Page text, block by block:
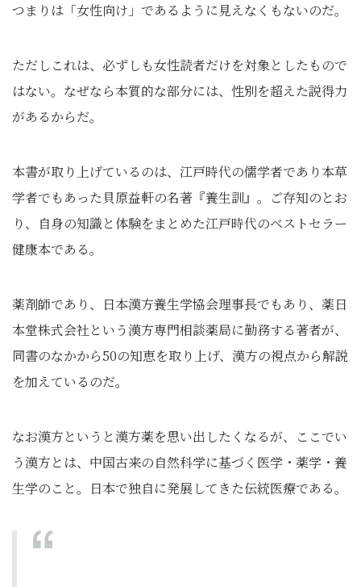
つまりは「女性向け」であるように見えなくもないのだ。
ただしこれは、必ずしも女性読者だけを対象としたもので
はない。なぜなら本質的な部分には、性別を超えた説得力
があるからだ。
本書が取り上げているのは、江戸時代の儒学者であり本草
学者でもあった貝原益軒の名著『養生訓』。ご存知のとお
り、自身の知識と体験をまとめた江戸時代のベストセラー
健康本である。
薬剤師であり、日本漢方養生学協会理事長でもあり、薬日
本堂株式会社という漢方専門相談薬局に勤務する著者が、
同書のなかから50の知恵を取り上げ、漢方の視点から解説
を加えているのだ。
なお漢方というと漢方薬を思い出したくなるが、ここでい
う漢方とは、中国古来の自然科学に基づく医学・薬学・養
生学のこと。日本で独自に発展してきた伝統医療である。